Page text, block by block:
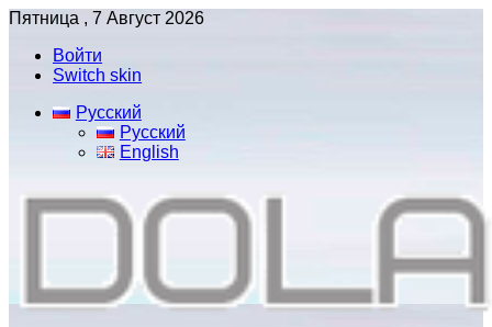
Пятница , 7 Август 2026
Войти
Switch skin
Русский
Русский
English